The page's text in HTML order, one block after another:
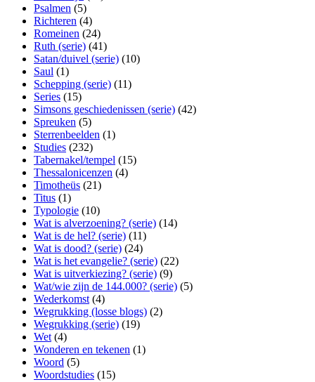
Psalmen (5)
Richteren (4)
Romeinen (24)
Ruth (serie) (41)
Satan/duivel (serie) (10)
Saul (1)
Schepping (serie) (11)
Series (15)
Simsons geschiedenissen (serie) (42)
Spreuken (5)
Sterrenbeelden (1)
Studies (232)
Tabernakel/tempel (15)
Thessalonicenzen (4)
Timotheüs (21)
Titus (1)
Typologie (10)
Wat is alverzoening? (serie) (14)
Wat is de hel? (serie) (11)
Wat is dood? (serie) (24)
Wat is het evangelie? (serie) (22)
Wat is uitverkiezing? (serie) (9)
Wat/wie zijn de 144.000? (serie) (5)
Wederkomst (4)
Wegrukking (losse blogs) (2)
Wegrukking (serie) (19)
Wet (4)
Wonderen en tekenen (1)
Woord (5)
Woordstudies (15)